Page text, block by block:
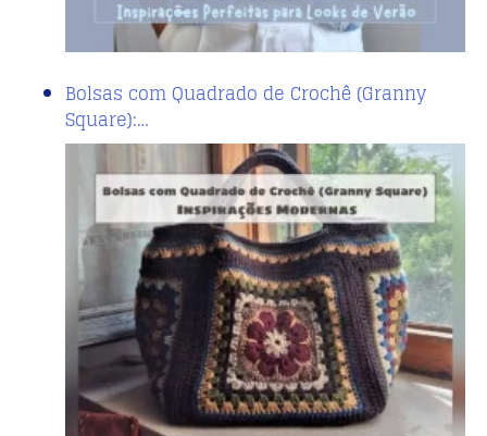
Bolsas com Quadrado de Crochê (Granny
Square):…